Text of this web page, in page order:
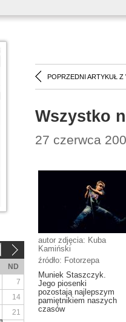
POPRZEDNI ARTYKUŁ Z
Wszystko
27 czerwca
autor zdjęcia: Kuba
Kamiński
źródło: Fotorzepa
Muniek Staszczyk.
Jego piosenki
pozostają najlepszym
pamiętnikiem naszych
czasów
ND
7
14
21